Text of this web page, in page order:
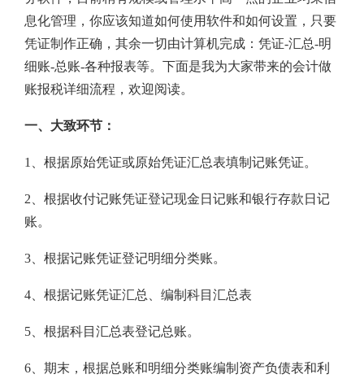
息化管理，你应该知道如何使用软件和如何设置，只要
凭证制作正确，其余一切由计算机完成：凭证-汇总-明
细账-总账-各种报表等。下面是我为大家带来的会计做
账报税详细流程，欢迎阅读。
一、大致环节：
1、根据原始凭证或原始凭证汇总表填制记账凭证。
2、根据收付记账凭证登记现金日记账和银行存款日记
账。
3、根据记账凭证登记明细分类账。
4、根据记账凭证汇总、编制科目汇总表
5、根据科目汇总表登记总账。
6、期末，根据总账和明细分类账编制资产负债表和利